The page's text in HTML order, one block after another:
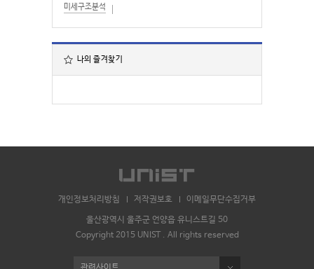
미세구조분석
나의 즐겨찾기
개인정보처리방침 저작권보호 이메일무단수집거부
울산광역시 울주군 언양읍 유니스트길 50
Copyright 2015 UNIST . All rights reserved